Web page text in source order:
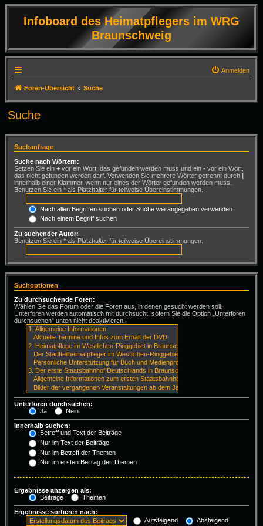
Infoboard des Heimatpflegers im WRG
Braunschweig
Anmelden
Foren-Übersicht Suche
Suche
Suchanfrage
Suche nach Wörtern:
Setzen Sie ein + vor ein Wort, das gefunden werden muss und ein - vor ein Wort,
das nicht gefunden werden darf. Verwenden Sie mehrere Wörter getrennt durch |
innerhalb einer Klammer, wenn nur eines der Wörter gefunden werden muss.
Benutzen Sie ein * als Platzhalter für teilweise Übereinstimmungen.
Nach allen Begriffen suchen oder Suche wie angegeben verwenden
Nach einem Begriff suchen
Zu suchender Autor:
Benutzen Sie ein * als Platzhalter für teilweise Übereinstimmungen.
Suchoptionen
Zu durchsuchende Foren:
Wählen Sie das Forum oder die Foren aus, in denen gesucht werden soll.
Unterforen werden automatisch mit durchsucht, sofern Sie die Option „Unterforen
durchsuchen“ unten nicht deaktivieren.
Unterforen durchsuchen:
Ja
Nein
Innerhalb suchen:
Betreff und Text der Beiträge
Nur im Text der Beiträge
Nur im Betreff der Themen
Nur im ersten Beitrag der Themen
Ergebnisse anzeigen als:
Beiträge
Themen
Ergebnisse sortieren nach:
Aufsteigend
Absteigend